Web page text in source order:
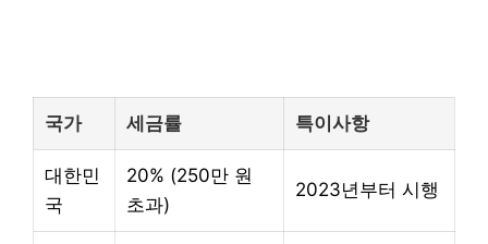
국가 세금률 특이사항
대한민
국
20% (250만 원
초과)
2023년부터 시행